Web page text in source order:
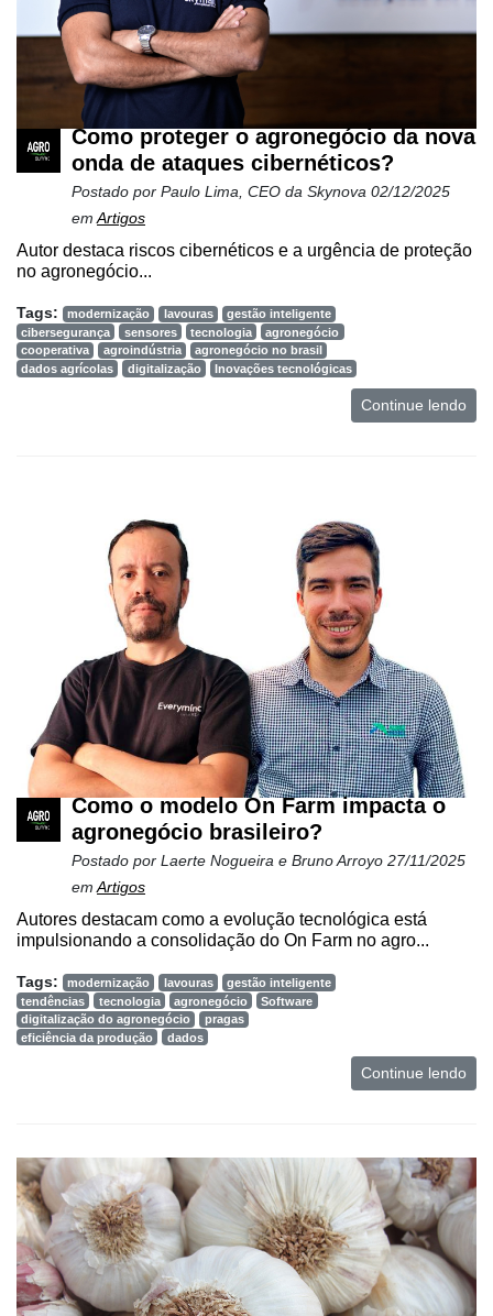
Como proteger o agronegócio da nova
onda de ataques cibernéticos?
Postado por Paulo Lima, CEO da Skynova 02/12/2025
em Artigos
Autor destaca riscos cibernéticos e a urgência de proteção
no agronegócio...
Tags: modernização lavouras
gestão inteligente
cibersegurança
sensores tecnologia
agronegócio
cooperativa
agroindústria
agronegócio no brasil
dados agrícolas
digitalização Inovações tecnológicas
Continue lendo
Como o modelo On Farm impacta o
agronegócio brasileiro?
Postado por Laerte Nogueira e Bruno Arroyo 27/11/2025
em Artigos
Autores destacam como a evolução tecnológica está
impulsionando a consolidação do On Farm no agro...
Tags: modernização lavouras
gestão inteligente
tendências
tecnologia agronegócio
Software
digitalização do agronegócio
pragas
eficiência da produção
dados
Continue lendo